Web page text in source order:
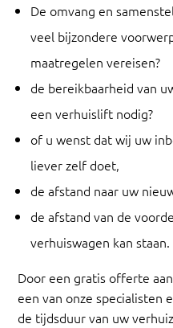
De omvang en
veel bijzondere
maatregelen vereisen?
de bereikbaarheid van
een verhuislift nodig?
of u wenst dat wij uw
liever zelf doet,
de afstand naar uw
de afstand van de
verhuiswagen kan staan.
Door een gratis offerte
een van onze specialisten
de tijdsduur van uw